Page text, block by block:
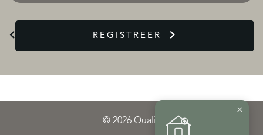
REGISTREER
© 2026 Qualis
×